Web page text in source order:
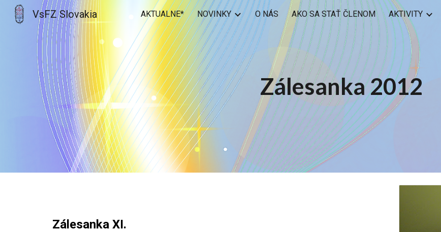
Skip to main content Skip to
VsFZ Slovakia AKTUALNE* NOVINKY O NÁS AKO SA STAŤ ČLENOM AKTIVITY
Zálesanka 2012
Zálesanka XI.